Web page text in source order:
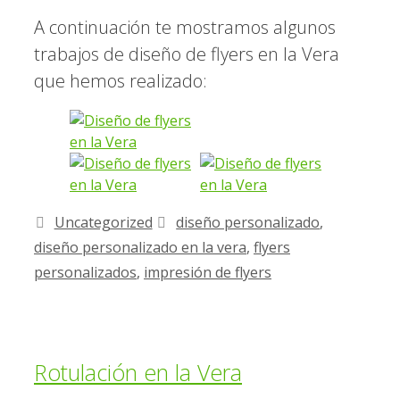
A continuación te mostramos algunos
trabajos de diseño de flyers en la Vera
que hemos realizado:
Uncategorized diseño personalizado,
diseño personalizado en la vera, flyers
personalizados, impresión de flyers
Rotulación en la Vera
Artículo añadido al carrito.
0 artículos -0,00€